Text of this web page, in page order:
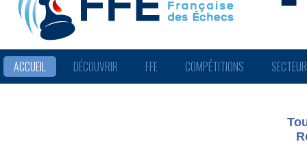
ACCUEIL DÉCOUVRIR FFE COMPÉTITIONS